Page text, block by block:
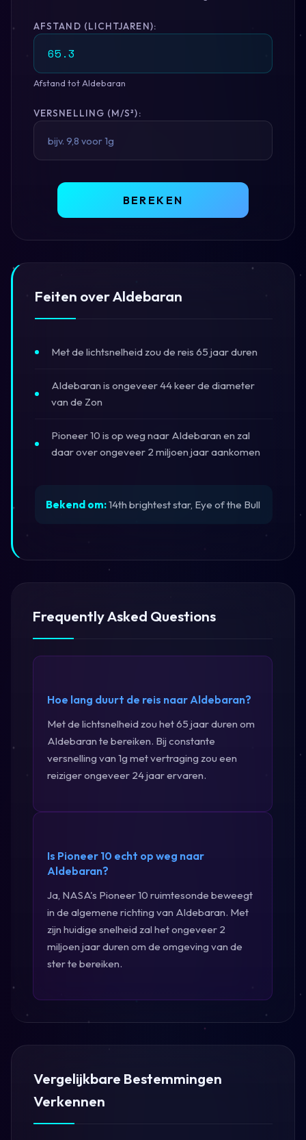
AFSTAND (LICHTJAREN):
Afstand tot Aldebaran
VERSNELLING (M/S²):
BEREKEN
Feiten over Aldebaran
Met de lichtsnelheid zou de reis 65 jaar duren
Aldebaran is ongeveer 44 keer de diameter
van de Zon
Pioneer 10 is op weg naar Aldebaran en zal
daar over ongeveer 2 miljoen jaar aankomen
Bekend om:14th brightest star, Eye of the Bull
Frequently Asked Questions
Hoe lang duurt de reis naar Aldebaran?
Met de lichtsnelheid zou het 65 jaar duren om
Aldebaran te bereiken. Bij constante
versnelling van 1g met vertraging zou een
reiziger ongeveer 24 jaar ervaren.
Is Pioneer 10 echt op weg naar
Aldebaran?
Ja, NASA's Pioneer 10 ruimtesonde beweegt
in de algemene richting van Aldebaran. Met
zijn huidige snelheid zal het ongeveer 2
miljoen jaar duren om de omgeving van de
ster te bereiken.
Vergelijkbare Bestemmingen
Verkennen